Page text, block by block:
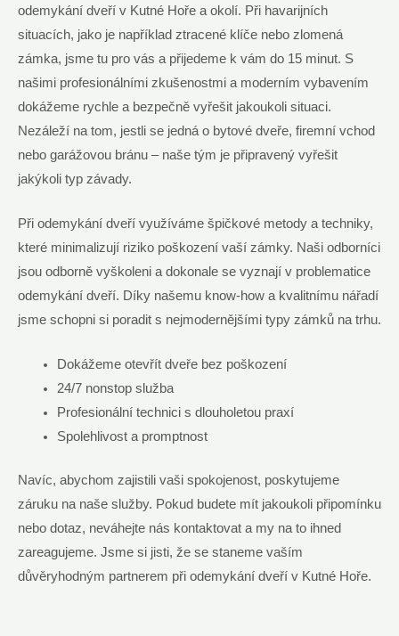
odemykání dveří v Kutné Hoře a okolí. Při havarijních
situacích, jako je například ztracené klíče nebo zlomená
zámka, jsme tu pro vás a přijedeme k vám do 15 minut. S
našimi profesionálními zkušenostmi a moderním vybavením
dokážeme rychle a bezpečně vyřešit jakoukoli situaci.
Nezáleží na tom, jestli se jedná o bytové dveře, firemní vchod
nebo garážovou bránu – naše tým je připravený vyřešit
jakýkoli typ závady.
Při odemykání dveří využíváme špičkové metody a techniky,
které minimalizují riziko poškození vaší zámky. Naši odborníci
jsou odborně vyškoleni a dokonale se vyznají v problematice
odemykání dveří. Díky našemu know-how a kvalitnímu nářadí
jsme schopni si poradit s nejmodernějšími typy zámků na trhu.
Dokážeme otevřít dveře bez poškození
24/7 nonstop služba
Profesionální technici s dlouholetou praxí
Spolehlivost a promptnost
Navíc, abychom zajistili vaši spokojenost, poskytujeme
záruku na naše služby. Pokud budete mít jakoukoli připomínku
nebo dotaz, neváhejte nás kontaktovat a my na to ihned
zareagujeme. Jsme si jisti, že se staneme vaším
důvěryhodným partnerem při odemykání dveří v Kutné Hoře.